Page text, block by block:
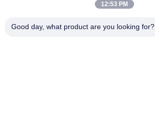
12:53 PM
Good day, what product are you looking for?